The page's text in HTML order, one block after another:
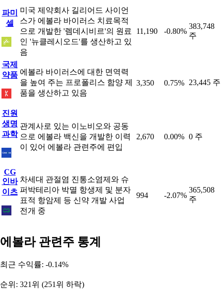
파미
셀
미국 제약회사 길리어드 사이언
스가 에볼라 바이러스 치료목적
으로 개발한 '렘데시비르'의 원료
인 '뉴클레시오드'를 생산하고 있
음
11,190 -0.80%
383,748
주
국제
약품 에볼라 바이러스에 대한 면역력
을 높여 주는 프로폴리스 함양 제
품을 생산하고 있음
3,350 0.75% 23,445 주
진원
생명
과학
관계사로 있는 이노비오와 공동
으로 에볼라 백신을 개발한 이력
이 있어 에볼라 관련주에 편입
2,670 0.00% 0 주
CG
인바
이츠
차세대 관절염 진통소염제와 슈
퍼박테리아 박멸 항생제 및 분자
표적 항암제 등 신약 개발 사업
전개 중
994 -2.07%
365,508
주
에볼라 관련주 통계
최근 수익률: -0.14%
순위: 321위 (251위 하락)